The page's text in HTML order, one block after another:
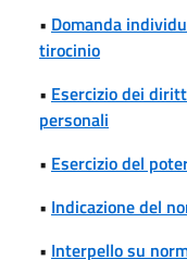
• Domanda
tirocinio
• Esercizio dei
personali
• Esercizio del
• Indicazione del
• Interpello su